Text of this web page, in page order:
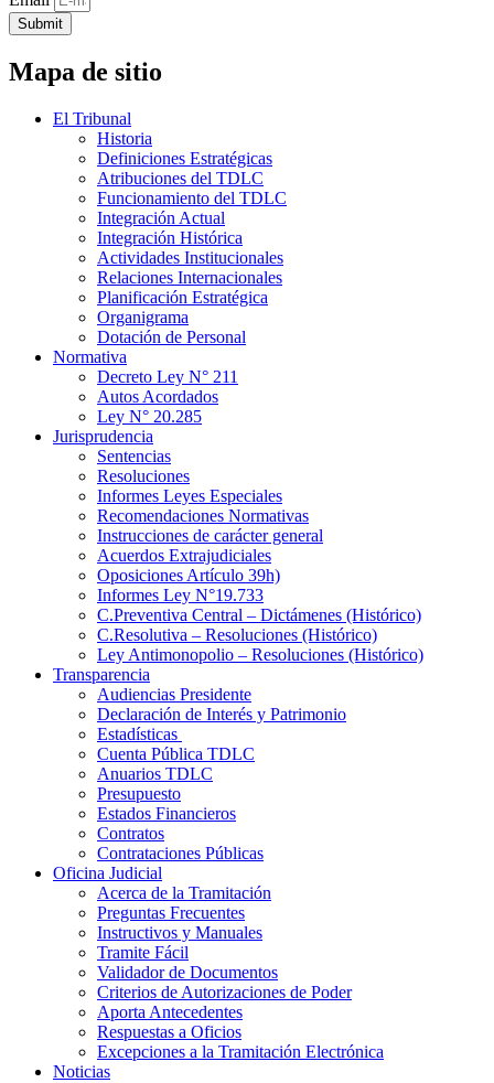
Submit
Mapa de sitio
El Tribunal
Historia
Definiciones Estratégicas
Atribuciones del TDLC
Funcionamiento del TDLC
Integración Actual
Integración Histórica
Actividades Institucionales
Relaciones Internacionales
Planificación Estratégica
Organigrama
Dotación de Personal
Normativa
Decreto Ley N° 211
Autos Acordados
Ley N° 20.285
Jurisprudencia
Sentencias
Resoluciones
Informes Leyes Especiales
Recomendaciones Normativas
Instrucciones de carácter general
Acuerdos Extrajudiciales
Oposiciones Artículo 39h)
Informes Ley N°19.733
C.Preventiva Central – Dictámenes (Histórico)
C.Resolutiva – Resoluciones (Histórico)
Ley Antimonopolio – Resoluciones (Histórico)
Transparencia
Audiencias Presidente
Declaración de Interés y Patrimonio
Estadísticas
Cuenta Pública TDLC
Anuarios TDLC
Presupuesto
Estados Financieros
Contratos
Contrataciones Públicas
Oficina Judicial
Acerca de la Tramitación
Preguntas Frecuentes
Instructivos y Manuales
Tramite Fácil
Validador de Documentos
Criterios de Autorizaciones de Poder
Aporta Antecedentes
Respuestas a Oficios
Excepciones a la Tramitación Electrónica
Noticias